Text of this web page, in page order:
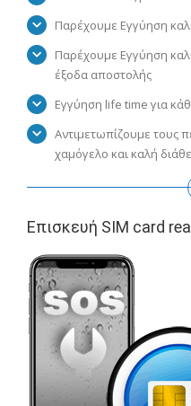
Παρέχουμε Εγγύηση
Παρέχουμε Εγγύηση
έξοδα αποστολής
Εγγύηση life time για
Αντιμετωπίζουμε τους
χαμόγελο και καλή
Επισκευή SIM card